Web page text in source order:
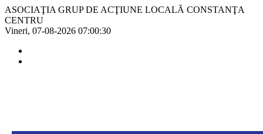
ASOCIAŢIA GRUP DE ACŢIUNE LOCALĂ CONSTANŢA
CENTRU
Vineri, 07-08-2026 07:00:30